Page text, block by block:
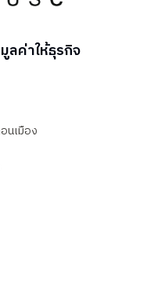
ลค่าให้ธุรกิจ
นเมือง